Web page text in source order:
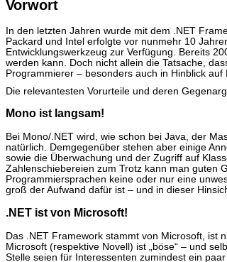
Vorwort
In den letzten Jahren wurde mit dem .NET
Packard und Intel erfolgte vor nunmehr 10
Entwicklungswerkzeug zur Verfügung. Bereits
werden kann. Doch nicht allein die Tatsache,
Programmierer – besonders auch in Hinblick
Die relevantesten Vorurteile und deren
Mono ist langsam!
Bei Mono/.NET wird, wie schon bei Java, der
natürlich. Demgegenüber stehen aber einige
sowie die Überwachung und der Zugriff auf
Zahlenschiebereien zum Trotz kann man guten
Programmiersprachen keine oder nur eine
groß der Aufwand dafür ist – und in dieser
.NET ist von Microsoft!
Das .NET Framework stammt von Microsoft, ist
Microsoft (respektive Novell) ist „böse“ – und
Stelle seien für Interessenten zumindest ein